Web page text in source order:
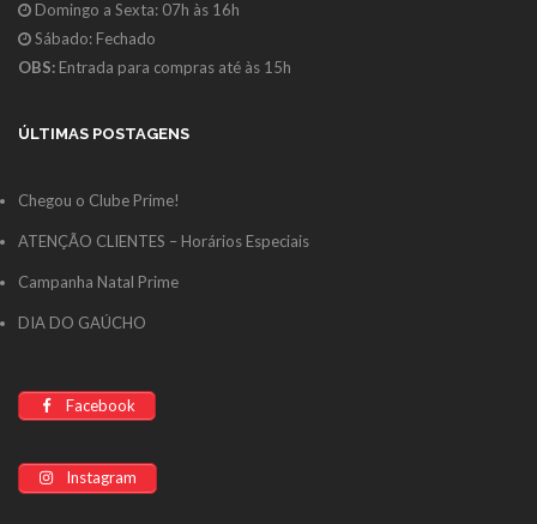
Domingo a Sexta: 07h às 16h
Sábado: Fechado
OBS: Entrada para compras até às 15h
ÚLTIMAS POSTAGENS
Chegou o Clube Prime!
ATENÇÃO CLIENTES – Horários Especiais
Campanha Natal Prime
DIA DO GAÚCHO
Facebook
Instagram